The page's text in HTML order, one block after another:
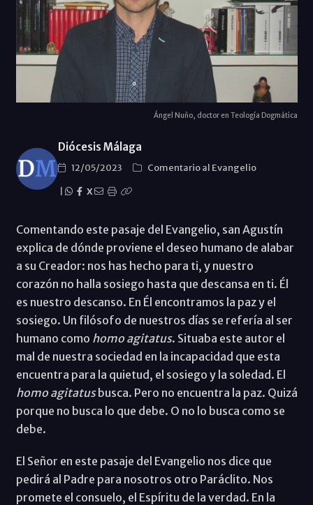
Ángel Nuño, doctor en Teología Dogmática
Diócesis Málaga
12/05/2023
Comentario al Evangelio
X
Comentando este pasaje del Evangelio, san Agustín
explica de dónde proviene el deseo humano de alabar
a su Creador: nos has hecho para ti, y nuestro
corazón no halla sosiego hasta que descansa en ti. Él
es nuestro descanso. En Él encontramos la paz y el
sosiego. Un filósofo de nuestros días se refería al ser
humano como homo agitatus. Situaba este autor el
mal de nuestra sociedad en la incapacidad que esta
encuentra para la quietud, el sosiego y la soledad. El
homo agitatusbusca. Pero no encuentra la paz. Quizá
porque no busca lo que debe. O no lo busca como se
debe.
El Señor en este pasaje del Evangelio nos dice que
pedirá al Padre para nosotros otro Paráclito. Nos
promete el consuelo, el Espíritu de la verdad. En la